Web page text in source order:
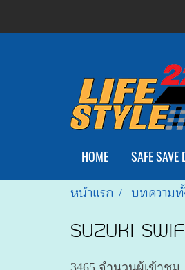
HOME SAFE SAVE
หน้าแรก บทความ
SUZUKI
3465 จำนวนผู้เข้าชม